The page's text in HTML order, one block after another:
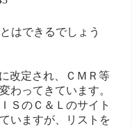
はできるでしょう
改定され、ＣＭＲ等
わってきています。
ＳのＣ＆Ｌのサイト
いますが、リストを